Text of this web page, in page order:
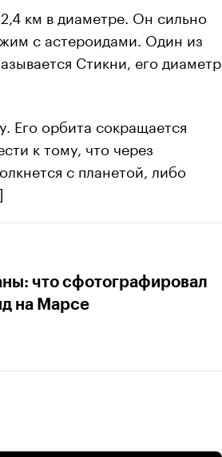
км в диаметре. Он сильно
с астероидами. Один из
Стикни, его диаметр
Его орбита сокращается
к тому, что через
с планетой, либо
что сфотографировал
на Марсе